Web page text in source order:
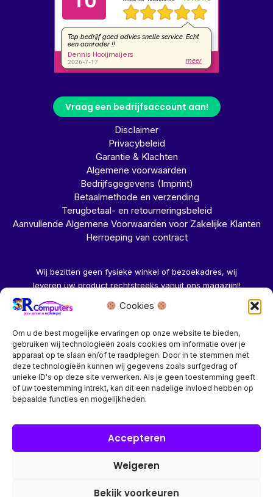
Cookies
Om u de best mogelijke ervaringen op onze website te bieden,
gebruiken wij technologieën zoals cookies om informatie over je
apparaat op te slaan en/of te raadplegen. Door in te stemmen met
deze technologieën kunnen wij gegevens zoals surfgedrag of
unieke ID's op deze site verwerken. Als je geen toestemming geeft
of uw toestemming intrekt, kan dit een nadelige invloed hebben op
bepaalde functies en mogelijkheden.
Accepteren
Weigeren
Bekijk voorkeuren
Vraag een bedrijfsaccount aan!
Disclaimer
Privacybeleid
Garantie & Klachten
Algemene voorwaarden
Bedrijfsgegevens (Imprint)
Betaalmethode en verzending
Terugbetaal- en retourneringsbeleid
Aanvullende Algemene Voorwaarden voor Zakelijke Klanten
Herroeping van contract
Wij bezitten geen fysieke winkel of bezoekadres, wij
leveren uw product rechtstreeks vanuit ons magazijn!!
Herroeping aanvragen →
Bedrijf? vraag een account aan voor speciale prijzen!
groothandel account, dan worden automatisch alle prijzen